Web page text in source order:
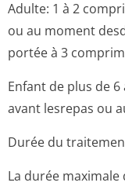
Adulte: 1 à 2
ou au moment
portée à 3
Enfant de plus de
avant lesrepas ou
Durée du
La durée